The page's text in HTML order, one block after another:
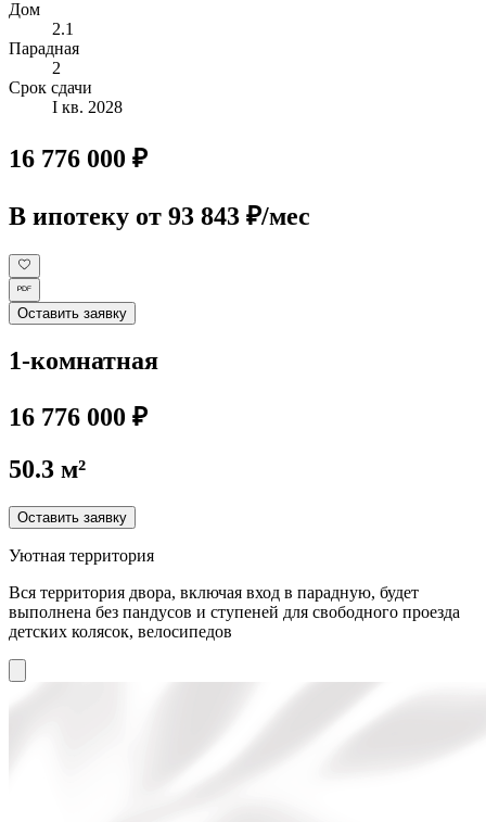
Дом
2.1
Парадная
2
Срок сдачи
I кв. 2028
16 776 000 ₽
В ипотеку от 93 843 ₽/мес
Оставить заявку
1-комнатная
16 776 000 ₽
50.3 м²
Оставить заявку
Уютная территория
Вся территория двора, включая вход в парадную, будет
выполнена без пандусов и ступеней для свободного проезда
детских колясок, велосипедов